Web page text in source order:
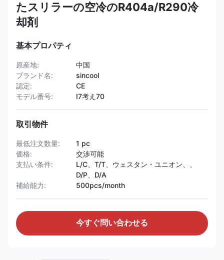
たスリラーの空冷のR404a/R290冷
却剤
基本プロパティ
原産地:
中国
ブランド名:
sincool
認定:
CE
モデル番号:
I7考え70
取引物件
最低注文数量:
1 pc
価格:
交渉可能
支払い条件:
L/C、T/T、ウェスタン・ユニオン、、
D/P、D/A
補給能力:
500pcs/month
今すぐ問い合わせる